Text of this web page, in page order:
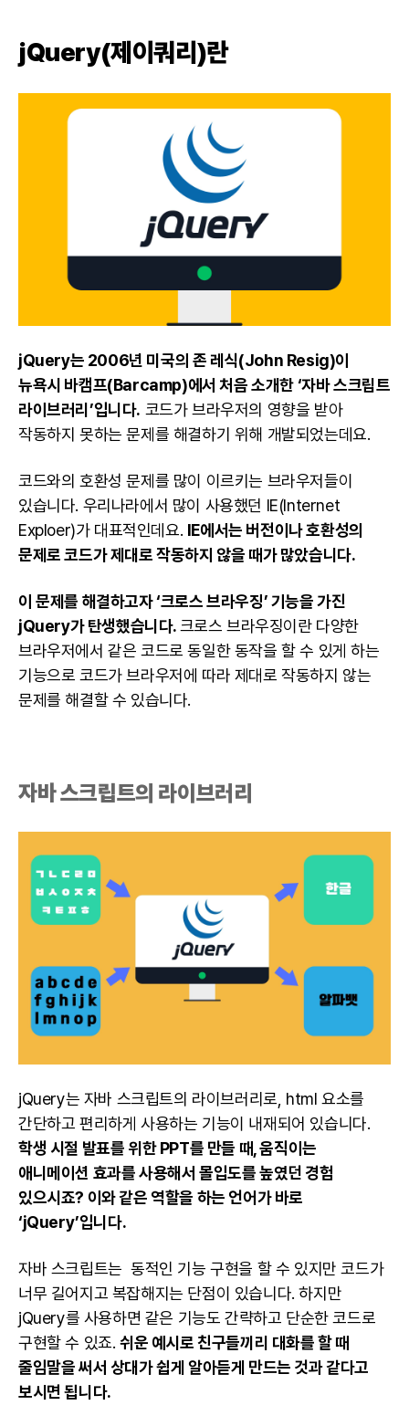
jQuery(제이쿼리)란
jQuery는 2006년 미국의 존 레식(John Resig)이
뉴욕시 바캠프(Barcamp)에서 처음 소개한 ‘자바 스크립트
라이브러리’입니다. 코드가 브라우저의 영향을 받아
작동하지 못하는 문제를 해결하기 위해 개발되었는데요.
코드와의 호환성 문제를 많이 이르키는 브라우저들이
있습니다. 우리나라에서 많이 사용했던 IE(Internet
Exploer)가 대표적인데요. IE에서는 버전이나 호환성의
문제로 코드가 제대로 작동하지 않을 때가 많았습니다.
이 문제를 해결하고자 ‘크로스 브라우징’ 기능을 가진
jQuery가 탄생했습니다.크로스 브라우징이란 다양한
브라우저에서 같은 코드로 동일한 동작을 할 수 있게 하는
기능으로 코드가 브라우저에 따라 제대로 작동하지 않는
문제를 해결할 수 있습니다.
자바 스크립트의 라이브러리
jQuery는 자바 스크립트의 라이브러리로, html 요소를
간단하고 편리하게 사용하는 기능이 내재되어 있습니다.
학생 시절 발표를 위한PPT를 만들 때, 움직이는
애니메이션 효과를 사용해서 몰입도를 높였던 경험
있으시죠? 이와 같은 역할을 하는 언어가 바로
‘jQuery’입니다.
자바 스크립트는 동적인 기능 구현을 할 수 있지만 코드가
너무 길어지고 복잡해지는 단점이 있습니다. 하지만
jQuery를 사용하면 같은 기능도 간략하고 단순한 코드로
구현할 수 있죠. 쉬운 예시로 친구들끼리 대화를 할 때
줄임말을 써서 상대가 쉽게 알아듣게 만드는 것과 같다고
보시면 됩니다.